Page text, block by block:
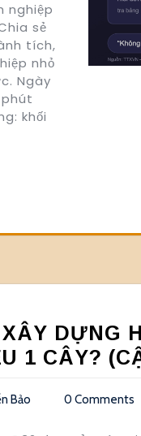
nghiệp
sẻ
tích,
nhỏ
Ngày
khối
DỰNG
1 CÂY?
Bảo 0 Comments